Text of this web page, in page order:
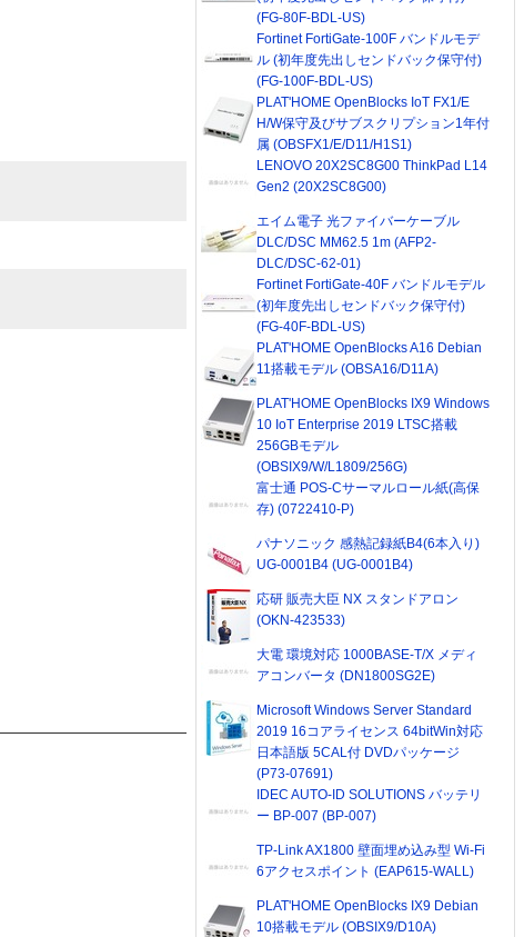
(FG-80F-BDL-US)
Fortinet FortiGate-100F バンドルモデ
ル (初年度先出しセンドバック保守付)
(FG-100F-BDL-US)
PLAT'HOME OpenBlocks IoT FX1/E
H/W保守及びサブスクリプション1年付
属 (OBSFX1/E/D11/H1S1)
LENOVO 20X2SC8G00 ThinkPad L14
Gen2 (20X2SC8G00)
エイム電子 光ファイバーケーブル
DLC/DSC MM62.5 1m (AFP2-
DLC/DSC-62-01)
Fortinet FortiGate-40F バンドルモデル
(初年度先出しセンドバック保守付)
(FG-40F-BDL-US)
PLAT'HOME OpenBlocks A16 Debian
11搭載モデル (OBSA16/D11A)
PLAT'HOME OpenBlocks IX9 Windows
10 IoT Enterprise 2019 LTSC搭載
256GBモデル
(OBSIX9/W/L1809/256G)
富士通 POS-Cサーマルロール紙(高保
存) (0722410-P)
パナソニック 感熱記録紙B4(6本入り)
UG-0001B4 (UG-0001B4)
応研 販売大臣 NX スタンドアロン
(OKN-423533)
大電 環境対応 1000BASE-T/X メディ
アコンバータ (DN1800SG2E)
Microsoft Windows Server Standard
2019 16コアライセンス 64bitWin対応
日本語版 5CAL付 DVDパッケージ
(P73-07691)
IDEC AUTO-ID SOLUTIONS バッテリ
ー BP-007 (BP-007)
TP-Link AX1800 壁面埋め込み型 Wi-Fi
6アクセスポイント (EAP615-WALL)
PLAT'HOME OpenBlocks IX9 Debian
10搭載モデル (OBSIX9/D10A)